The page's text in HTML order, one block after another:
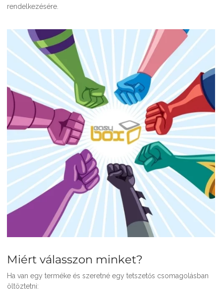
rendelkezésére.
Miért válasszon minket?
Ha van egy terméke és szeretné egy tetszetős csomagolásban
öltöztetni: